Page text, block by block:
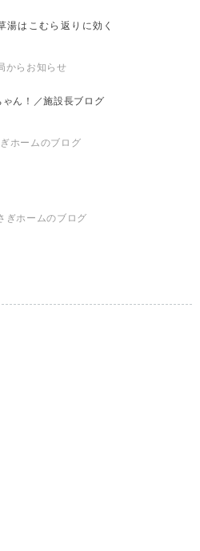
湯はこむら返りに効く
からお知らせ
ん！／施設長ブログ
ホームのブログ
ぎホームのブログ